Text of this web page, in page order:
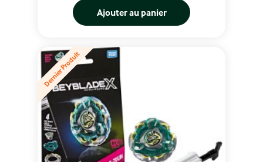
Ajouter au panier
Dernier Produit